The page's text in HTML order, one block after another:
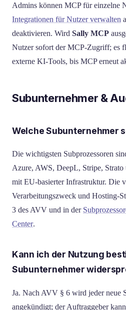
Admins können MCP für einzelne
Integrationen für Nutzer verwalten
deaktivieren. Wird Sally MCP
Nutzer sofort der MCP-Zugriff; es
externe KI-Tools, bis MCP erneut
Subunternehmer &
Welche Subunternehmer
Die wichtigsten Subprozessoren
Azure, AWS, DeepL, Stripe,
mit EU-basierter Infrastruktur. Die
Verarbeitungszweck und Hosting-
3 des AVV und in der
Center.
Kann ich der Nutzung
Subunternehmer
Ja. Nach AVV § 6 wird jeder neue
angekündigt; der Auftraggeber